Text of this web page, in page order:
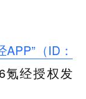
APP”（ID：
氪经授权发